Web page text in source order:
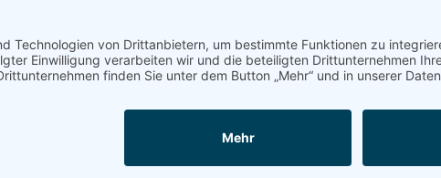
| All Rights Reserved | Webdesign by